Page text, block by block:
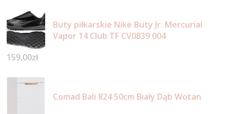
Buty piłkarskie Nike Buty Jr. Mercurial
Vapor 14 Club TF CV0839 004
159,00zł
Comad Bali 824 50cm Biały Dąb Wotan